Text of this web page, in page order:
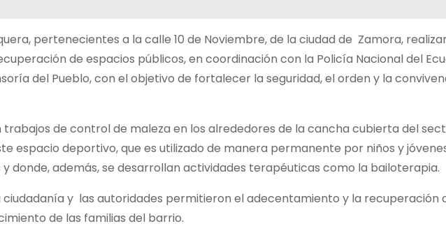
pertenecientes a la calle 10 de Noviembre, de la ciudad de Zamora,
de espacios públicos, en coordinación con la Policía Nacional del
del Pueblo, con el objetivo de fortalecer la seguridad, el orden y la
de control de maleza en los alrededores de la cancha cubierta del
espacio deportivo, que es utilizado de manera permanente por niños y
donde, además, se desarrollan actividades terapéuticas como la bailoterapia.
y las autoridades permitieron el adecentamiento y la recuperación
de las familias del barrio.